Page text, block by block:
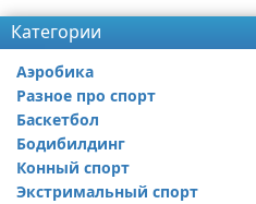
Категории
Аэробика
Разное про спорт
Баскетбол
Бодибилдинг
Конный спорт
Экстримальный спорт